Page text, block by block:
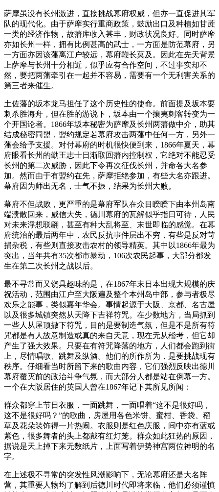
萨摩虽没有长州激进，直接挑战幕府权威，但亦一直促进其军
队的现代化。由于萨摩实行重商政策，鼓励出口及种植如甘蔗
一类的经济作物，故藩库收入甚丰，财政状况良好。同时萨摩
亦如长州一样，拥有比例甚高的武士，一方面是防范幕府，另
一方面亦因该藩离江户较远，幕府鞭长莫及。因此在先天背景
上萨摩与长州十分相近，似乎应有合作空间，不过事实却不
然，要把两藩牵引在一起并不容易，需要有一个无利害关系的
第三者来催生。
土佐藩的坂本龙马担任了这个历史性的使命。前面提及坂本要
刺杀胜海舟，但在胜的游说下，坂本由一个攘夷刺客转变为一
个开国论者。1866年坂本秘密为萨摩及长州两藩做中介，助其
结成秘密同盟，盟约规定若幕府攻击两藩中任何一方，另外一
藩会给予支援。对付幕府的时机很快便到来，1866年夏天，幕
府眼看长州的勤王志士日渐取回藩内控制权，它绝对不能忍受
长州的第二次威胁，因此下令再次征伐长州，并命各大名参
加。然而由于有盟约在先，萨摩拒绝参加，有些大名亦跟进。
幕府因为师出无名，士气不振，结果为长州大败。
幕府不但战败，更严重的是幕府军队在众目睽睽下由本州岛南
端溃散回来，威信大失，德川幕府的瓦解似乎指日可待，人民
对未来浮想联翩，甚至有种大乱将至、末世即临的感觉。在幕
府统治的最后两年中，农民反抗事件层出不穷，有些是反对苛
捐杂税，有些则直接攻击农村的领导精英。其中以1866年最为
突出，当年共有35次都市暴动，106次农民起事，大部分都发
生在第二次长州之战以后。
最不寻常而又饶具趣味的是，在1867年末日本出现大规模的庆
祝活动，范围由江户至大阪遍及整个本州岛中部，参与者极尽
欢乐之能事，类似嘉年华会。事情起源于大阪、京都、名古屋
以及很多城镇突然从天降下吉祥符咒。在少数地方，当局抓到
一些人从屋顶撒下符咒，目的是要制造气氛，但是不是所有符
咒都是有人故意制造或真的来自天意，现在无从稽考，但它却
产生了强大效果。只要在有符咒降落的地方，人们都会跑到街
上，尽情唱歌、跳舞及纵酒。他们的所作所为，是要挑战现有
秩序。仔细看当时所留下来的歌曲内容，它们强烈反映出德川
幕府覆灭前的政治斗争气氛，而大部分人都是站在倒幕一方。
一个在大阪居住的英国人曾在1867年记下其所见所闻：
群众都穿上节日衣服，一面跳舞，一面唱着“这不是很好吗，
这不是很好吗？”的歌曲，房屋用各色米饼、蜜柑、香袋、稻
草及花朵装饰得一片热闹。衣服则是红色庆服，间中亦有蓝或
紫色，很多舞者的头上都戴有红灯笼。群众如此狂热的原因，
据说是天上掉下来无数纸片，上面写着伊势神宫两位神明的名
字。
在上述极不寻常的突发性风潮影响下，无论幕府还是大名阵
营，其重要人物均了解到后德川时代即将来临，他们必须谨慎